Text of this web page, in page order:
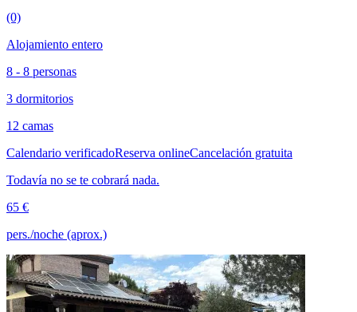
(0)
Alojamiento entero
8 - 8 personas
3 dormitorios
12 camas
Calendario verificadoReserva onlineCancelación gratuita
Todavía no se te cobrará nada.
65 €
pers./noche (aprox.)